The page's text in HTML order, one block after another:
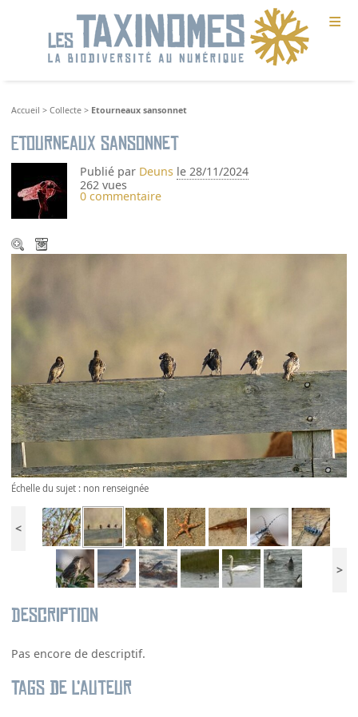
≡
Accueil >Collecte > Etourneaux sansonnet
Etourneaux sansonnet
Publié par Deuns le 28/11/2024
262 vues
0 commentaire
Échelle du sujet : non renseignée
<
>
Description
Pas encore de descriptif.
Tags de l’auteur